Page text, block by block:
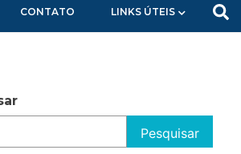
CONTATO LINKS ÚTEIS
Pesquisar